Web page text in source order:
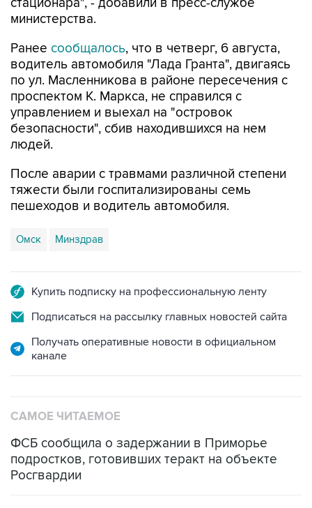
стационара", - добавили в пресс-службе
министерства.
Ранее сообщалось, что в четверг, 6 августа,
водитель автомобиля "Лада Гранта", двигаясь
по ул. Масленникова в районе пересечения с
проспектом К. Маркса, не справился с
управлением и выехал на "островок
безопасности", сбив находившихся на нем
людей.
После аварии с травмами различной степени
тяжести были госпитализированы семь
пешеходов и водитель автомобиля.
Омск Минздрав
Купить подписку на профессиональную ленту
Подписаться на рассылку главных новостей сайта
Получать оперативные новости в официальном
канале
САМОЕ ЧИТАЕМОЕ
ФСБ сообщила о задержании в Приморье
подростков, готовивших теракт на объекте
Росгвардии